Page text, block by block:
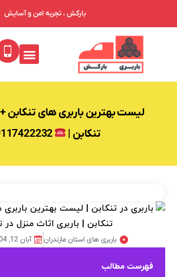
بارکش ، تجربه امن و آسایش
لیست بهترین باربری های تنکابن
تنکابن |
باربری های استان مازندران آبان 12, 1404
فهرست مطالب